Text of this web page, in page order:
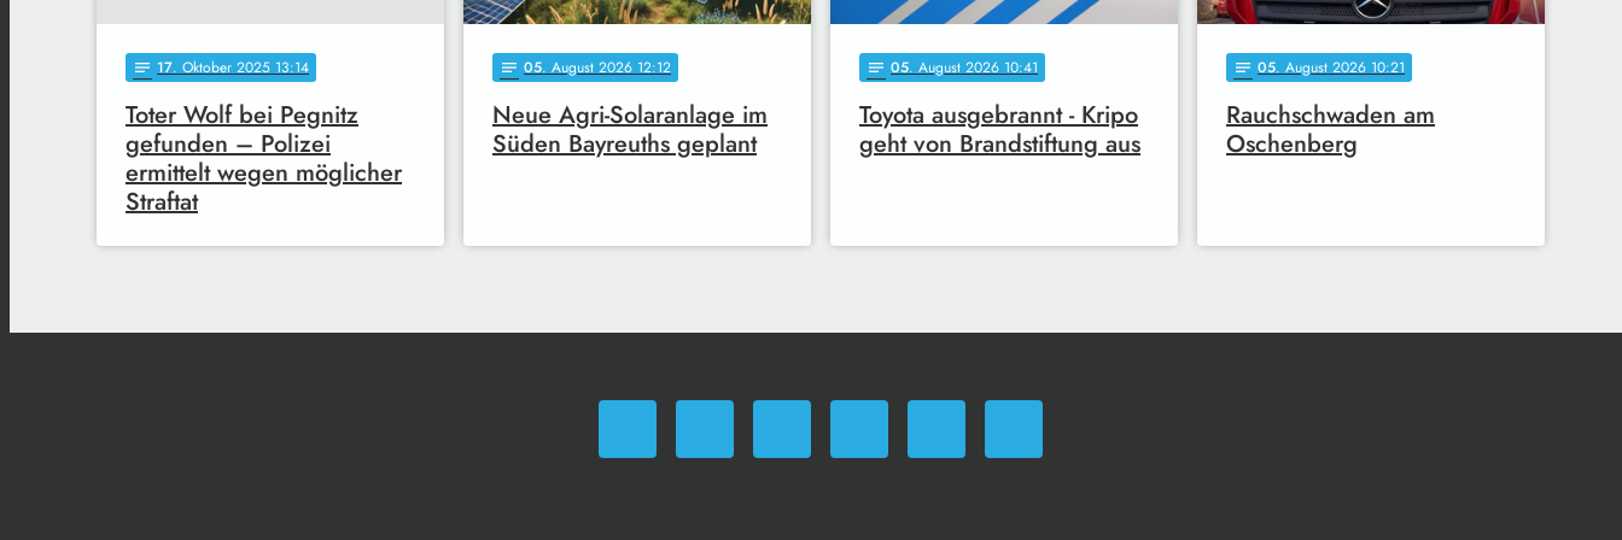
notes 17. Oktober 2025 13:14
Toter Wolf bei Pegnitz
gefunden – Polizei
ermittelt wegen möglicher
Straftat
notes 05. August 2026 12:12
Neue Agri-Solaranlage im
Süden Bayreuths geplant
notes 05. August 2026 10:41
Toyota ausgebrannt - Kripo
geht von Brandstiftung aus
notes 05. August 2026 10:21
Rauchschwaden am
Oschenberg